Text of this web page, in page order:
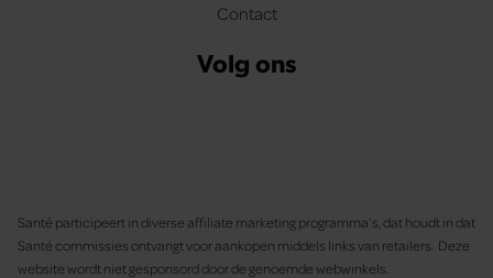
Contact
Volg ons
Santé participeert in diverse affiliate marketing programma’s, dat houdt in dat
Santé commissies ontvangt voor aankopen middels links van retailers. Deze
website wordt niet gesponsord door de genoemde webwinkels.